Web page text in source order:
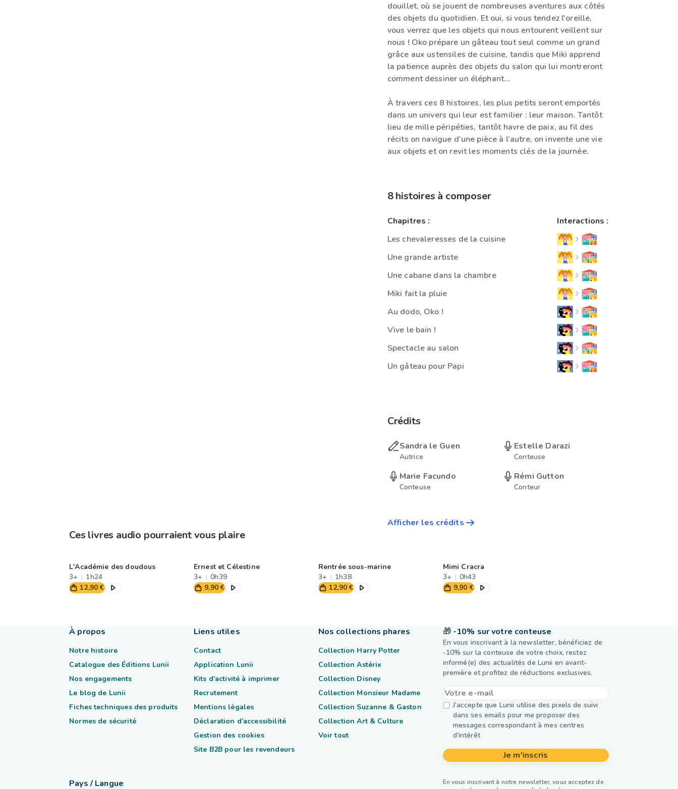
douillet, où se jouent de nombreuses aventures aux côtés
des objets du quotidien. Et oui, si vous tendez l'oreille,
vous verrez que les objets qui nous entourent veillent sur
nous ! Oko prépare un gâteau tout seul comme un grand
grâce aux ustensiles de cuisine, tandis que Miki apprend
la patience auprès des objets du salon qui lui montreront
comment dessiner un éléphant…
À travers ces 8 histoires, les plus petits seront emportés
dans un univers qui leur est familier : leur maison. Tantôt
lieu de mille péripéties, tantôt havre de paix, au fil des
récits on navigue d’une pièce à l’autre, on invente une vie
aux objets et on revit les moments clés de la journée.
8 histoires à composer
Chapitres :
Les chevaleresses de la cuisine
Une grande artiste
Une cabane dans la chambre
Miki fait la pluie
Au dodo, Oko !
Vive le bain !
Spectacle au salon
Un gâteau pour Papi
Interactions :
Crédits
Sandra le Guen
Autrice
Estelle Darazi
Conteuse
Marie Facundo
Conteuse
Rémi Gutton
Conteur
Afficher les crédits
Ces livres audio pourraient vous plaire
L'Académie des doudous
3+
1h24
12,90 €
Ernest et Célestine
3+
0h39
9,90 €
Rentrée sous-marine
3+
1h38
12,90 €
Mimi Cracra
3+
0h43
9,90 €
🎁 -10% sur votre conteuse
En vous inscrivant à la newsletter, bénéficiez de
-10% sur la conteuse de votre choix, restez
informé(e) des actualités de Lunii en avant-
première et profitez de réductions exclusives.
J’accepte que Lunii utilise des pixels de suivi
dans ses emails pour me proposer des
messages correspondant à mes centres
d'intérêt
Je m'inscris
En vous inscrivant à notre newsletter, vous acceptez de
À propos
Notre histoire
Catalogue des Éditions Lunii
Nos engagements
Le blog de Lunii
Fiches techniques des produits
Normes de sécurité
Liens utiles
Contact
Application Lunii
Kits d'activité à imprimer
Recrutement
Mentions légales
Déclaration d’accessibilité
Gestion des cookies
Site B2B pour les revendeurs
Nos collections phares
Collection Harry Potter
Collection Astérix
Collection Disney
Collection Monsieur Madame
Collection Suzanne & Gaston
Collection Art & Culture
Voir tout
Pays / Langue